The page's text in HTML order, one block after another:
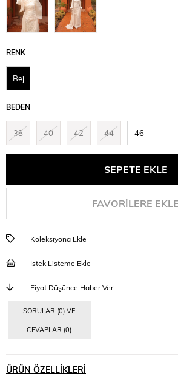
RENK
Bej
BEDEN
38 40 42 44 46
FAVORILERE EKLE
Koleksiyona Ekle
İstek Listeme Ekle
Fiyat Düşünce Haber Ver
SORULAR (0) VE
CEVAPLAR (0)
ÜRÜN ÖZELLIKLERI